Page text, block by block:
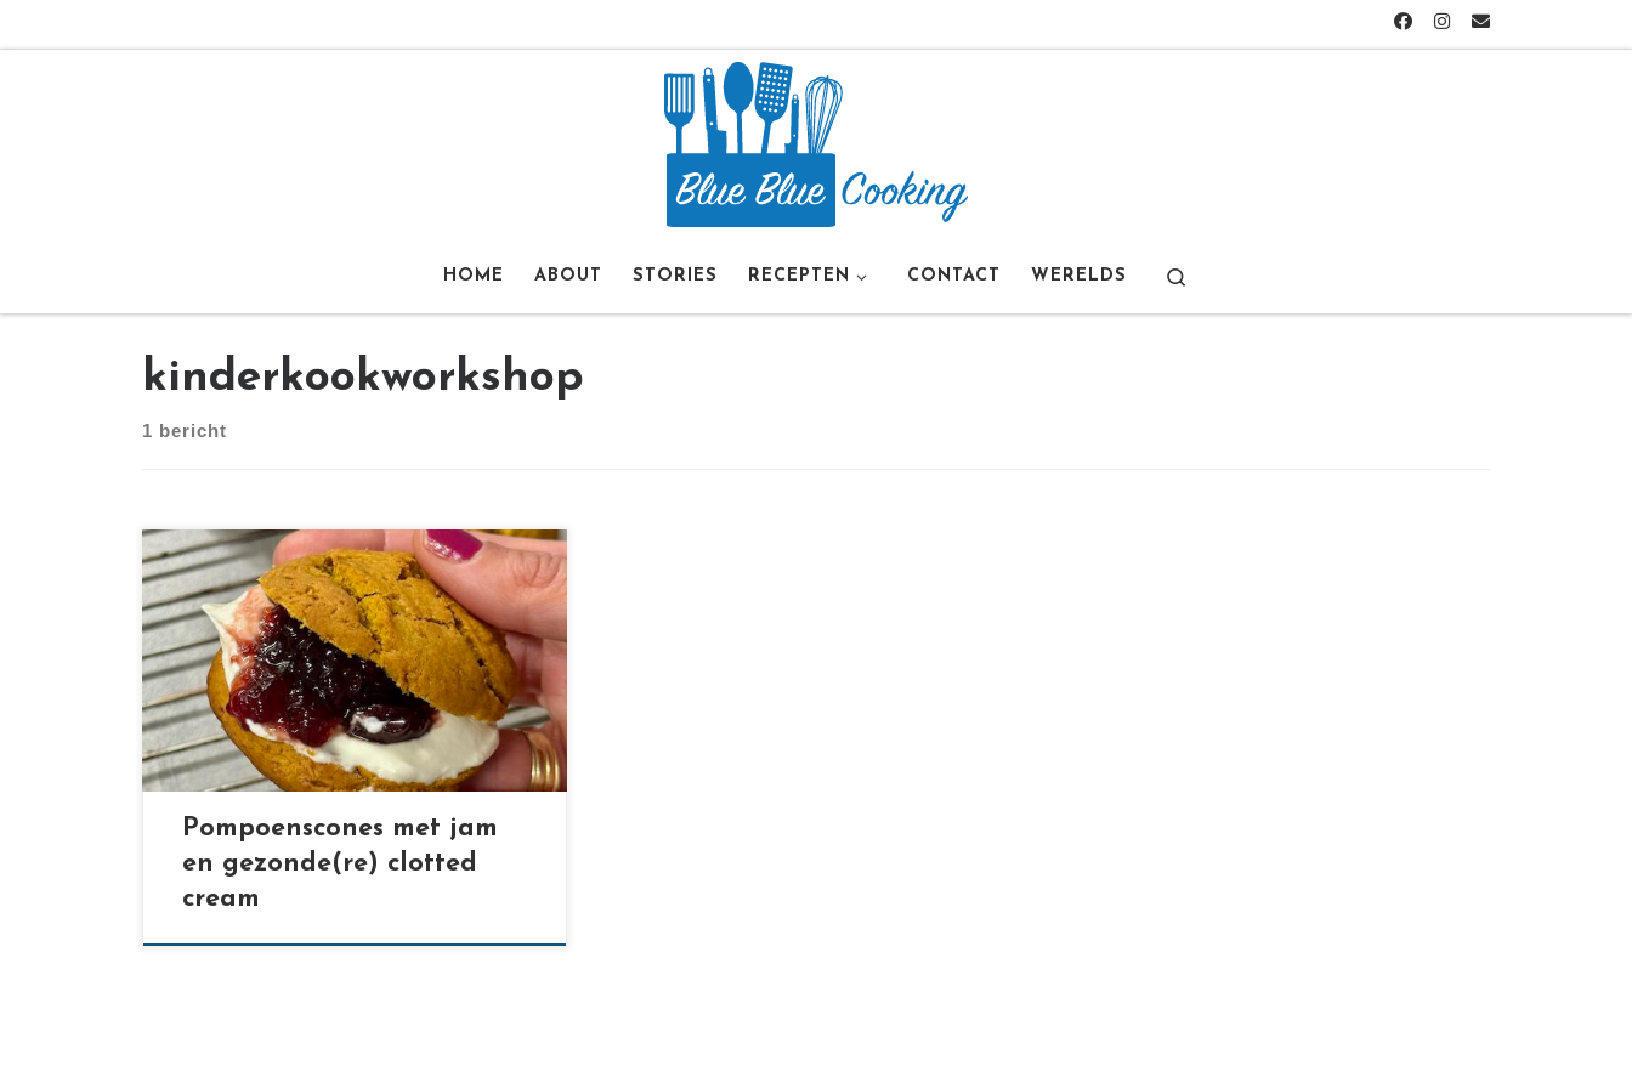
HOME ABOUT STORIES RECEPTEN CONTACT WERELDS
kinderkookworkshop
1 bericht
[…]
Pompoenscones met jam
en gezonde(re) clotted
cream